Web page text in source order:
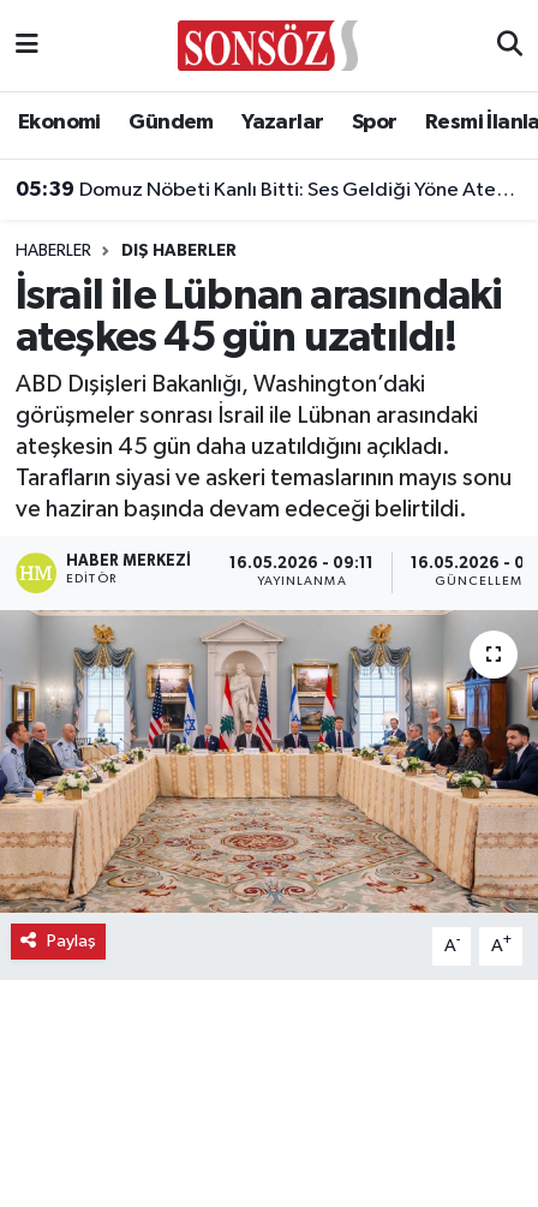
Ekonomi Gündem Yazarlar Spor Resmi
05:39 Domuz Nöbeti Kanlı Bitti: Ses Geldiği Yöne Ateş Açan Oğul Babasını Öldürdü!
HABERLER DIŞ HABERLER
İsrail ile Lübnan arasındaki
ateşkes 45 gün uzatıldı!
ABD Dışişleri Bakanlığı, Washington’daki
görüşmeler sonrası İsrail ile Lübnan arasındaki
ateşkesin 45 gün daha uzatıldığını açıkladı.
Tarafların siyasi ve askeri temaslarının mayıs sonu
ve haziran başında devam edeceği belirtildi.
HABER MERKEZI
EDITÖR
16.05.2026 - 09:11
YAYINLANMA
16.05.2026 -
GÜNCELLEME
Paylaş A- A+
Asayiş
Biyografi
Çevre
Diğer
Dünya
Eğitim
Ekonomi
Eleman
Emlak
Gündem
Gurme
Haber
İlçe Haberleri
Ankara Nöbetçi Eczaneler
Ankara Trafik Yoğunluk Haritası
Süper Lig Puan Durumu ve Fikstür
Tüm Manşetler
Son Dakika Haberleri
Haber Arşivi